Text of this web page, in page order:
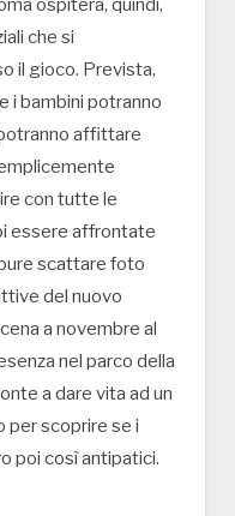
ospiterà, quindi,
che si
il gioco. Prevista,
i bambini potranno
affittare
con tutte le
essere affrontate
scattare foto
del nuovo
a novembre al
nel parco della
a dare vita ad un
per scoprire se i
poi così antipatici.